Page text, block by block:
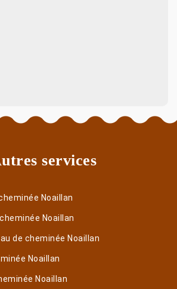
services
Noaillan
Noaillan
de cheminée Noaillan
Noaillan
Noaillan